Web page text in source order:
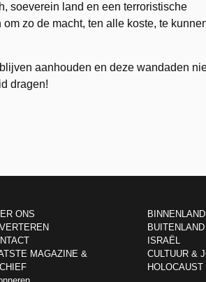
soeverein land en een terroristische
zo de macht, ten alle koste, te
aanhouden en deze wandaden
dragen!
ONS
MAGAZINE &
BINNENLAND
BUITENLAND
ISRAËL
CULTUUR &
HOLOCAUST